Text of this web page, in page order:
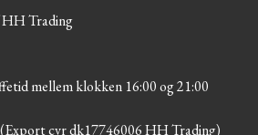
Trading
mellem klokken 16:00 og 21:00
cvr dk17746006 HH Trading)